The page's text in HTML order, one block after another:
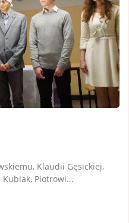
Klaudii Gęsickiej,
Piotrowi...